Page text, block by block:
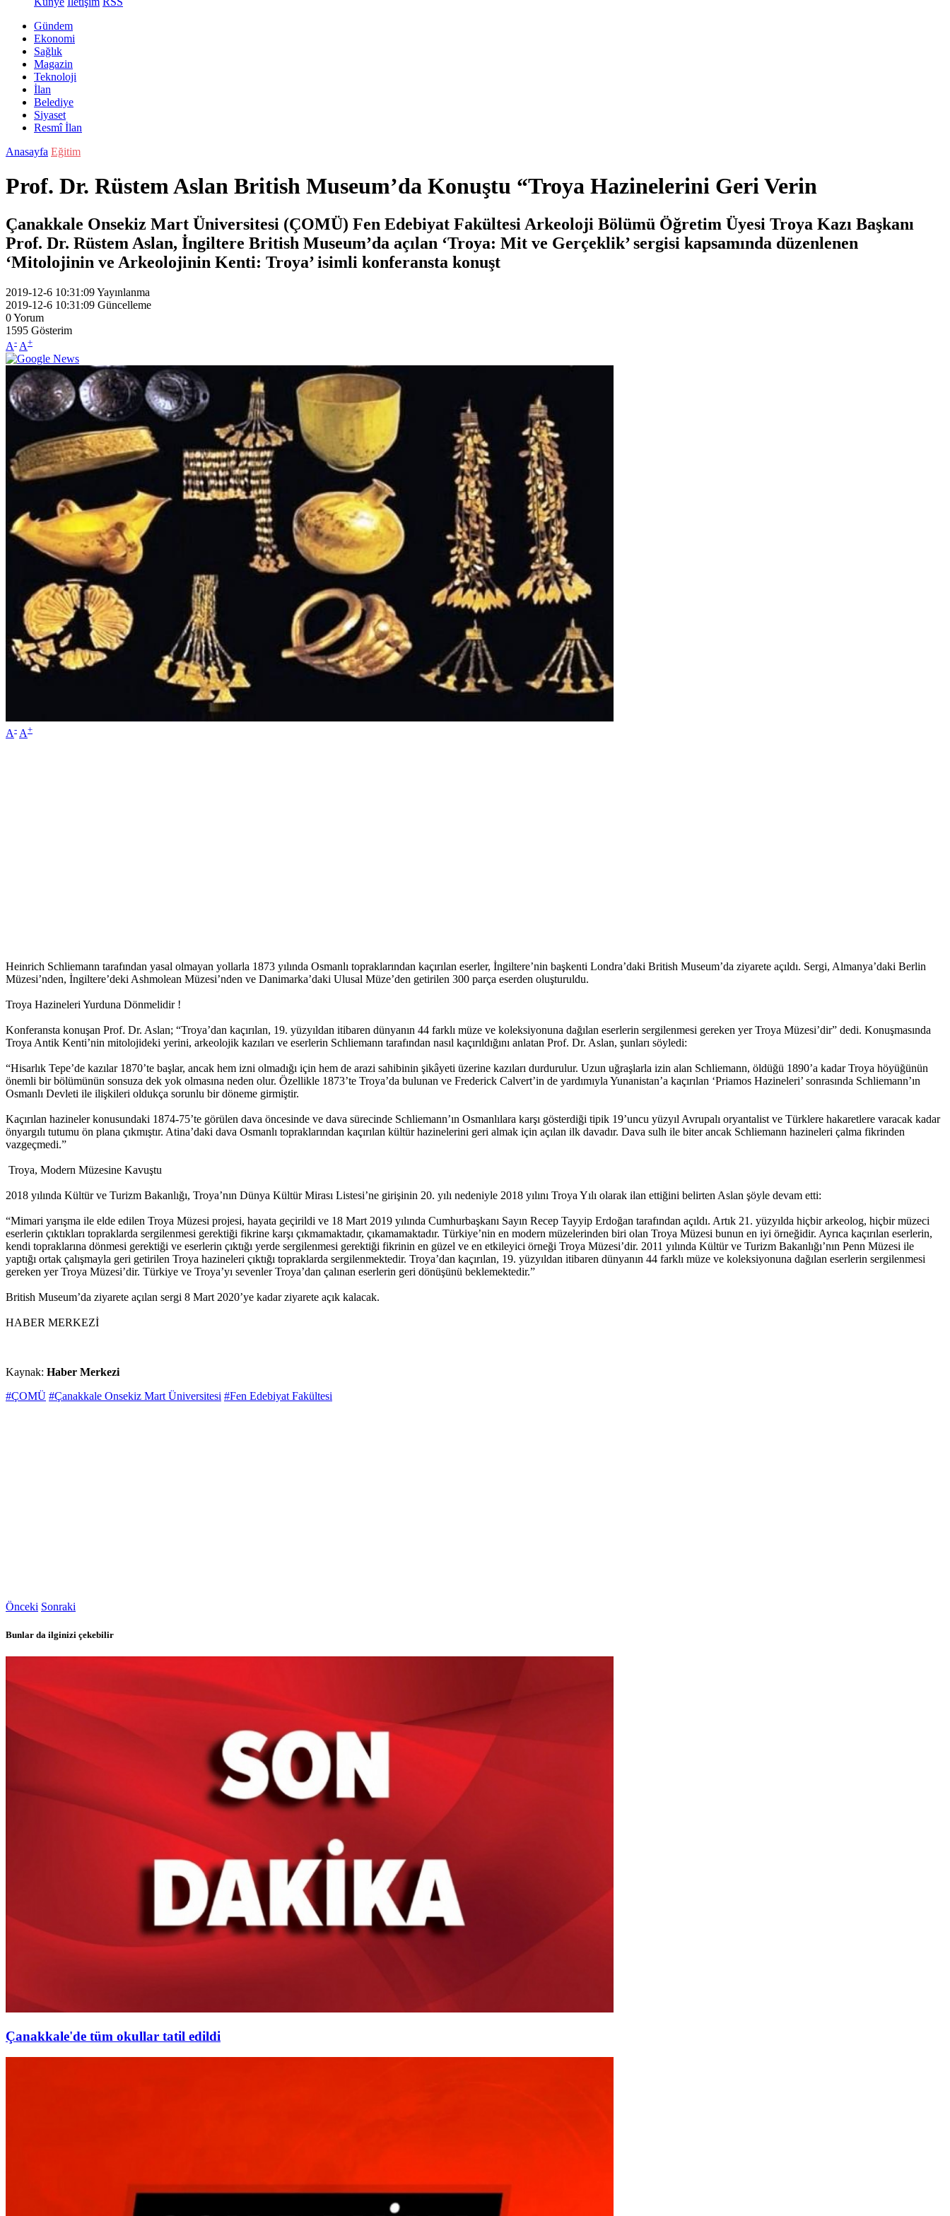
Gündem
Ekonomi
Sağlık
Magazin
Teknoloji
İlan
Belediye
Siyaset
Resmî İlan
Anasayfa Eğitim
Prof. Dr. Rüstem Aslan British Museum’da Konuştu “Troya Hazinelerini Geri Verin
Çanakkale Onsekiz Mart Üniversitesi (ÇOMÜ) Fen Edebiyat Fakültesi Arkeoloji Bölümü Öğretim Üyesi Troya Kazı Başkanı
Prof. Dr. Rüstem Aslan, İngiltere British Museum’da açılan ‘Troya: Mit ve Gerçeklik’ sergisi kapsamında düzenlenen
‘Mitolojinin ve Arkeolojinin Kenti: Troya’ isimli konferansta konuşt
2019-12-6 10:31:09Yayınlanma
2019-12-6 10:31:09 Güncelleme
0Yorum
1595 Gösterim
A- A+
A- A+
Heinrich Schliemann tarafından yasal olmayan yollarla 1873 yılında Osmanlı topraklarından kaçırılan eserler, İngiltere’nin başkenti Londra’daki British Museum’da ziyarete açıldı. Sergi, Almanya’daki Berlin
Müzesi’nden, İngiltere’deki Ashmolean Müzesi’nden ve Danimarka’daki Ulusal Müze’den getirilen 300 parça eserden oluşturuldu.
Troya Hazineleri Yurduna Dönmelidir !
Konferansta konuşan Prof. Dr. Aslan; “Troya’dan kaçırılan, 19. yüzyıldan itibaren dünyanın 44 farklı müze ve koleksiyonuna dağılan eserlerin sergilenmesi gereken yer Troya Müzesi’dir” dedi. Konuşmasında
Troya Antik Kenti’nin mitolojideki yerini, arkeolojik kazıları ve eserlerin Schliemann tarafından nasıl kaçırıldığını anlatan Prof. Dr. Aslan, şunları söyledi:
“Hisarlık Tepe’de kazılar 1870’te başlar, ancak hem izni olmadığı için hem de arazi sahibinin şikâyeti üzerine kazıları durdurulur. Uzun uğraşlarla izin alan Schliemann, öldüğü 1890’a kadar Troya höyüğünün
önemli bir bölümünün sonsuza dek yok olmasına neden olur. Özellikle 1873’te Troya’da bulunan ve Frederick Calvert’in de yardımıyla Yunanistan’a kaçırılan ‘Priamos Hazineleri’ sonrasında Schliemann’ın
Osmanlı Devleti ile ilişkileri oldukça sorunlu bir döneme girmiştir.
Kaçırılan hazineler konusundaki 1874-75’te görülen dava öncesinde ve dava sürecinde Schliemann’ın Osmanlılara karşı gösterdiği tipik 19’uncu yüzyıl Avrupalı oryantalist ve Türklere hakaretlere varacak kadar
önyargılı tutumu ön plana çıkmıştır. Atina’daki dava Osmanlı topraklarından kaçırılan kültür hazinelerini geri almak için açılan ilk davadır. Dava sulh ile biter ancak Schliemann hazineleri çalma fikrinden
vazgeçmedi.”
Troya, Modern Müzesine Kavuştu
2018 yılında Kültür ve Turizm Bakanlığı, Troya’nın Dünya Kültür Mirası Listesi’ne girişinin 20. yılı nedeniyle 2018 yılını Troya Yılı olarak ilan ettiğini belirten Aslan şöyle devam etti:
“Mimari yarışma ile elde edilen Troya Müzesi projesi, hayata geçirildi ve 18 Mart 2019 yılında Cumhurbaşkanı Sayın Recep Tayyip Erdoğan tarafından açıldı. Artık 21. yüzyılda hiçbir arkeolog, hiçbir müzeci
eserlerin çıktıkları topraklarda sergilenmesi gerektiği fikrine karşı çıkmamaktadır, çıkamamaktadır. Türkiye’nin en modern müzelerinden biri olan Troya Müzesi bunun en iyi örneğidir. Ayrıca kaçırılan eserlerin,
kendi topraklarına dönmesi gerektiği ve eserlerin çıktığı yerde sergilenmesi gerektiği fikrinin en güzel ve en etkileyici örneği Troya Müzesi’dir. 2011 yılında Kültür ve Turizm Bakanlığı’nın Penn Müzesi ile
yaptığı ortak çalışmayla geri getirilen Troya hazineleri çıktığı topraklarda sergilenmektedir. Troya’dan kaçırılan, 19. yüzyıldan itibaren dünyanın 44 farklı müze ve koleksiyonuna dağılan eserlerin sergilenmesi
gereken yer Troya Müzesi’dir. Türkiye ve Troya’yı sevenler Troya’dan çalınan eserlerin geri dönüşünü beklemektedir.”
British Museum’da ziyarete açılan sergi 8 Mart 2020’ye kadar ziyarete açık kalacak.
HABER MERKEZİ
Kaynak: Haber Merkezi
#ÇOMÜ #Çanakkale Onsekiz Mart Üniversitesi #Fen Edebiyat Fakültesi
Önceki Sonraki
Bunlar da ilginizi çekebilir
Çanakkale'de tüm okullar tatil edildi